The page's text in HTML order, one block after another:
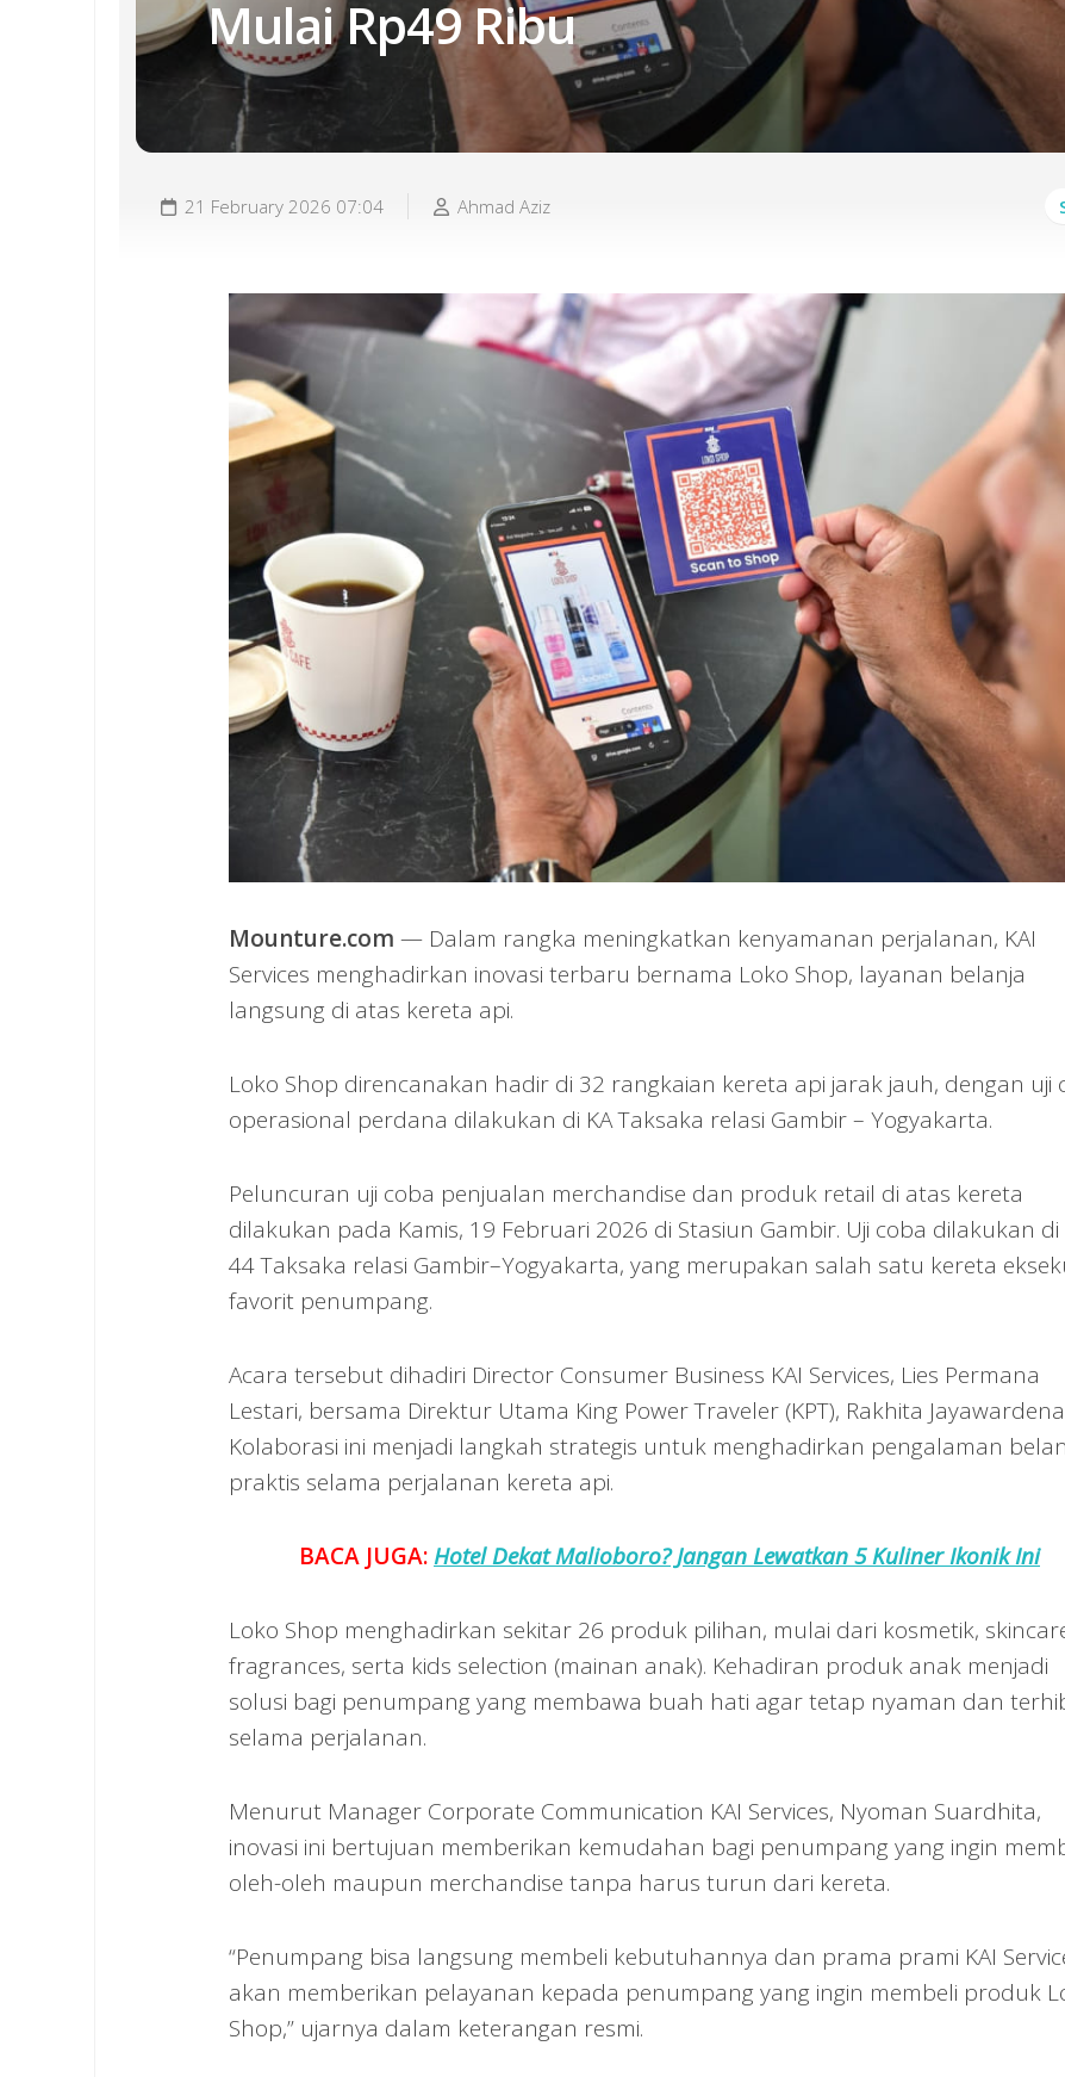
Mulai Rp49 Ribu
21 February 2026 07:04 Ahmad Aziz
Mounture.com — Dalam rangka meningkatkan kenyamanan perjalanan, KAI
Services menghadirkan inovasi terbaru bernama Loko Shop, layanan belanja
langsung di atas kereta api.
Loko Shop direncanakan hadir di 32 rangkaian kereta api jarak jauh, dengan uji
operasional perdana dilakukan di KA Taksaka relasi Gambir – Yogyakarta.
Peluncuran uji coba penjualan merchandise dan produk retail di atas kereta
dilakukan pada Kamis, 19 Februari 2026 di Stasiun Gambir. Uji coba dilakukan di
44 Taksaka relasi Gambir–Yogyakarta, yang merupakan salah satu kereta
favorit penumpang.
Acara tersebut dihadiri Director Consumer Business KAI Services, Lies Permana
Lestari, bersama Direktur Utama King Power Traveler (KPT), Rakhita
Kolaborasi ini menjadi langkah strategis untuk menghadirkan pengalaman
praktis selama perjalanan kereta api.
BACA JUGA:Hotel Dekat Malioboro? Jangan Lewatkan 5 Kuliner Ikonik Ini
Loko Shop menghadirkan sekitar 26 produk pilihan, mulai dari kosmetik,
fragrances, serta kids selection (mainan anak). Kehadiran produk anak menjadi
solusi bagi penumpang yang membawa buah hati agar tetap nyaman dan
selama perjalanan.
Menurut Manager Corporate Communication KAI Services, Nyoman Suardhita,
inovasi ini bertujuan memberikan kemudahan bagi penumpang yang ingin
oleh-oleh maupun merchandise tanpa harus turun dari kereta.
“Penumpang bisa langsung membeli kebutuhannya dan prama prami KAI
akan memberikan pelayanan kepada penumpang yang ingin membeli produk
Shop,” ujarnya dalam keterangan resmi.